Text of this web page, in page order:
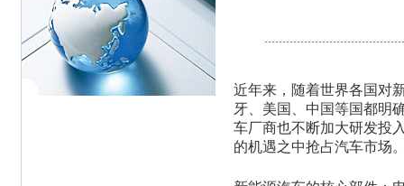
近年来，随着世界各国对
牙、美国、中国等国都明
车厂商也不断加大研发投
的机遇之中抢占汽车市场